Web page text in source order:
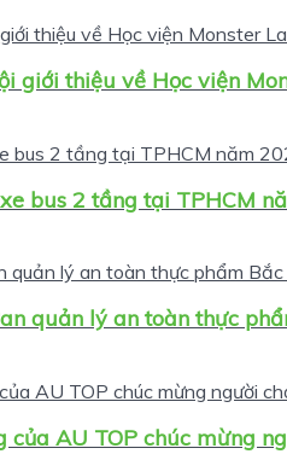
giới thiệu về Học viện
bus 2 tầng tại TPHCM
quản lý an toàn thực
của AU TOP chúc mừng